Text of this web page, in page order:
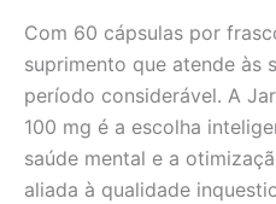
Com 60 cápsulas por
suprimento que atende às
período considerável. A
100 mg é a escolha
saúde mental e a
aliada à qualidade